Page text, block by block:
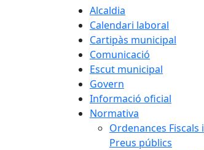
Alcaldia
Calendari laboral
Cartipàs municipal
Comunicació
Escut municipal
Govern
Informació oficial
Normativa
Ordenances Fiscals i
Preus públics